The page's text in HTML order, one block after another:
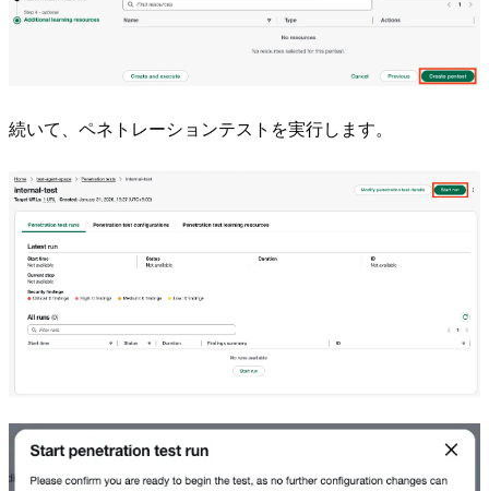
続いて、ペネトレーションテストを実行します。